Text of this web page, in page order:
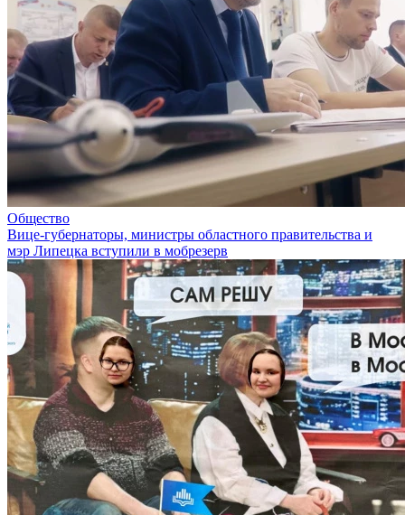
Общество
Вице-губернаторы, министры областного правительства и
мэр Липецка вступили в мобрезерв